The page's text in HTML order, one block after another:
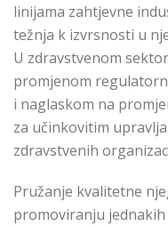
linijama zahtjevne
težnja k izvrsnosti u
U zdravstvenom
promjenom
i naglaskom na
za učinkovitim
zdravstvenih
Pružanje kvalitetne
promoviranju